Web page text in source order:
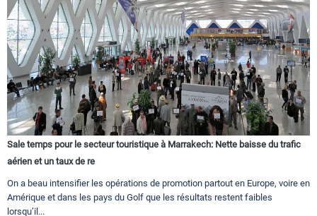
Sale temps pour le secteur touristique à Marrakech: Nette baisse du trafic
aérien et un taux de re
On a beau intensifier les opérations de promotion partout en Europe, voire en
Amérique et dans les pays du Golf que les résultats restent faibles
lorsqu’il...